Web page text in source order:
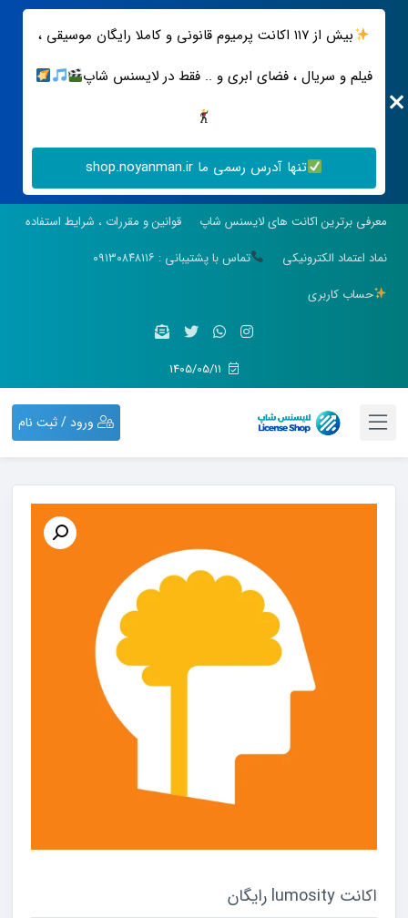
بیش از ۱۱۷ اکانت پرمیوم قانونی و کاملا رایگان موسیقی ،
فیلم و سریال ، فضای ابری و .. فقط در لایسنس شاپ
تنها آدرس رسمی ما shop.noyanman.ir
معرفی برترین اکانت های لایسنس شاپ
قوانین و مقررات ، شرایط استفاده
نماد اعتماد الکترونیکی
تماس با پشتیبانی : ۰۹۱۳۰۸۴۸۱۱۶
حساب کاربری
ورود / ثبت نام
اکانت lumosity رایگان